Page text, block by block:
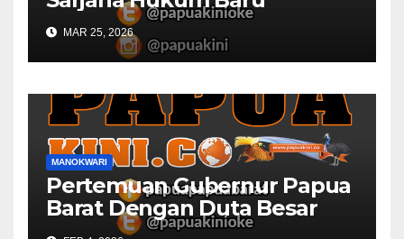
MAR 25, 2026
MANOKWARI
Pertemuan Gubernur Papua
Barat Dengan Duta Besar
Inggris Berbuah Manis